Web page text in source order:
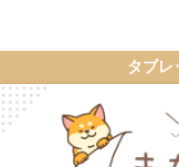
タブレ